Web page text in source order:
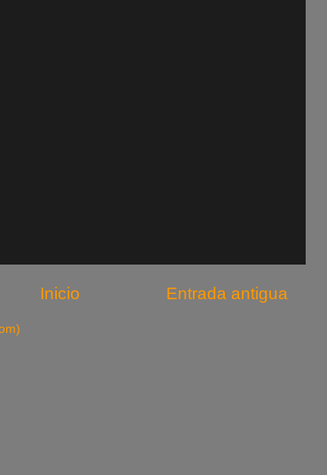
Entrada antigua
Inicio